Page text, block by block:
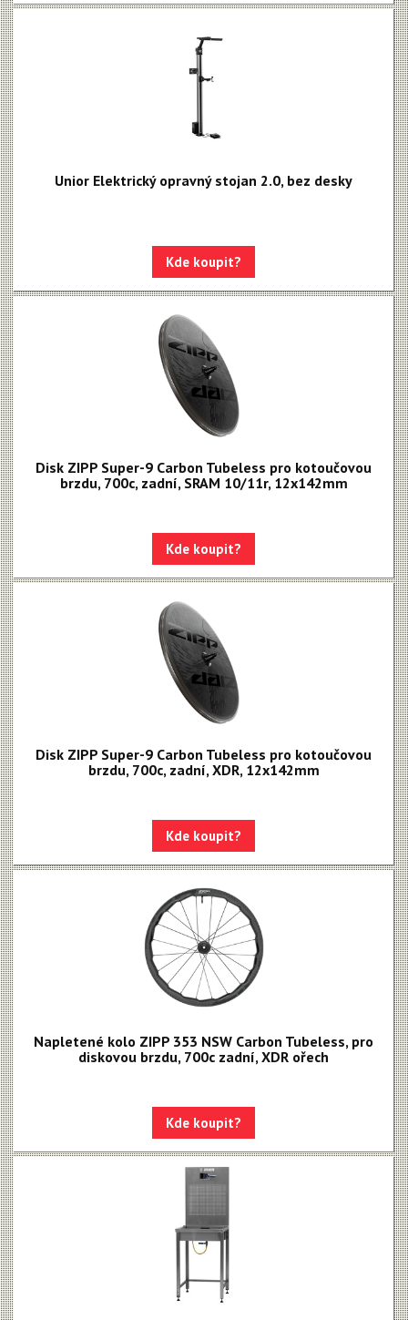
Unior Elektrický opravný stojan 2.0, bez desky
Kde koupit?
Disk ZIPP Super-9 Carbon Tubeless pro kotoučovou
brzdu, 700c, zadní, SRAM 10/11r, 12x142mm
Kde koupit?
Disk ZIPP Super-9 Carbon Tubeless pro kotoučovou
brzdu, 700c, zadní, XDR, 12x142mm
Kde koupit?
Napletené kolo ZIPP 353 NSW Carbon Tubeless, pro
diskovou brzdu, 700c zadní, XDR ořech
Kde koupit?